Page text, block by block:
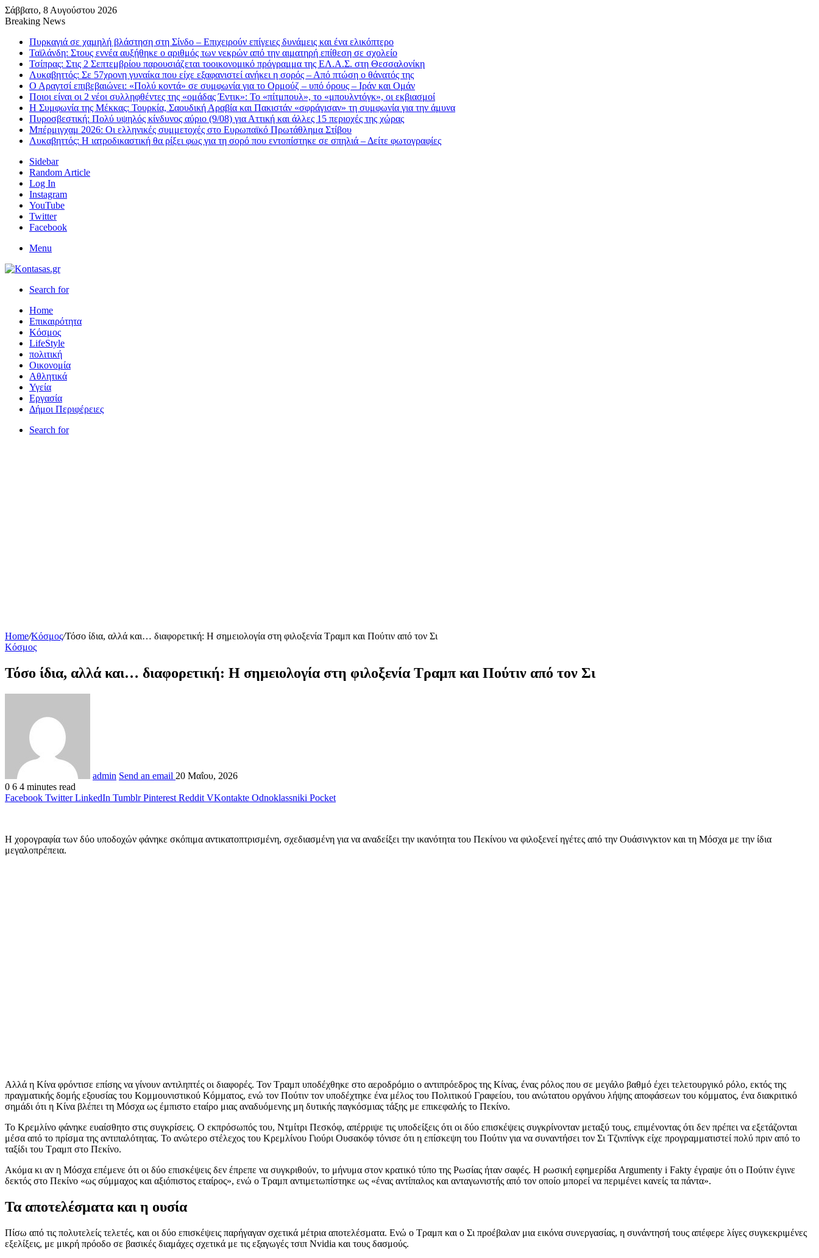
Σάββατο, 8 Αυγούστου 2026
Breaking News
Πυρκαγιά σε χαμηλή βλάστηση στη Σίνδο – Επιχειρούν επίγειες δυνάμεις και ένα ελικόπτερο
Ταϊλάνδη: Στους εννέα αυξήθηκε ο αριθμός των νεκρών από την αιματηρή επίθεση σε σχολείο
Τσίπρας: Στις 2 Σεπτεμβρίου παρουσιάζεται τοοικονομικό πρόγραμμα της ΕΛ.Α.Σ. στη Θεσσαλονίκη
Λυκαβηττός: Σε 57χρονη γυναίκα που είχε εξαφανιστεί ανήκει η σορός – Από πτώση ο θάνατός της
Ο Αραγτσί επιβεβαιώνει: «Πολύ κοντά» σε συμφωνία για το Ορμούζ – υπό όρους – Ιράν και Ομάν
Ποιοι είναι οι 2 νέοι συλληφθέντες της «ομάδας Έντικ»: Το «πίτμπουλ», το «μπουλντόγκ», οι εκβιασμοί
Η Συμφωνία της Μέκκας: Τουρκία, Σαουδική Αραβία και Πακιστάν «σφράγισαν» τη συμφωνία για την άμυνα
Πυροσβεστική: Πολύ υψηλός κίνδυνος αύριο (9/08) για Αττική και άλλες 15 περιοχές της χώρας
Μπέρμιγχαμ 2026: Οι ελληνικές συμμετοχές στο Ευρωπαϊκό Πρωτάθλημα Στίβου
Λυκαβηττός: Η ιατροδικαστική θα ρίξει φως για τη σορό που εντοπίστηκε σε σπηλιά – Δείτε φωτογραφίες
Sidebar
Random Article
Log In
Instagram
YouTube
Twitter
Facebook
Menu
Search for
Home
Επικαιρότητα
Κόσμος
LifeStyle
πολιτική
Οικονομία
Αθλητικά
Υγεία
Εργασία
Δήμοι Περιφέρειες
Search for
Home/Κόσμος/Τόσο ίδια, αλλά και… διαφορετική: Η σημειολογία στη φιλοξενία Τραμπ και Πούτιν από τον Σι
Κόσμος
Τόσο ίδια, αλλά και… διαφορετική: Η σημειολογία στη φιλοξενία Τραμπ και Πούτιν από τον Σι
admin Send an email 20 Μαΐου, 2026
0 6 4 minutes read
Facebook Twitter LinkedIn Tumblr Pinterest Reddit VKontakte Odnoklassniki Pocket
Η χορογραφία των δύο υποδοχών φάνηκε σκόπιμα αντικατοπτρισμένη, σχεδιασμένη για να αναδείξει την ικανότητα του Πεκίνου να φιλοξενεί ηγέτες από την Ουάσινγκτον και τη Μόσχα με την ίδια
μεγαλοπρέπεια.
Αλλά η Κίνα φρόντισε επίσης να γίνουν αντιληπτές οι διαφορές. Τον Τραμπ υποδέχθηκε στο αεροδρόμιο ο αντιπρόεδρος της Κίνας, ένας ρόλος που σε μεγάλο βαθμό έχει τελετουργικό ρόλο, εκτός της
πραγματικής δομής εξουσίας του Κομμουνιστικού Κόμματος, ενώ τον Πούτιν τον υποδέχτηκε ένα μέλος του Πολιτικού Γραφείου, του ανώτατου οργάνου λήψης αποφάσεων του κόμματος, ένα διακριτικό
σημάδι ότι η Κίνα βλέπει τη Μόσχα ως έμπιστο εταίρο μιας αναδυόμενης μη δυτικής παγκόσμιας τάξης με επικεφαλής το Πεκίνο.
Το Κρεμλίνο φάνηκε ευαίσθητο στις συγκρίσεις. Ο εκπρόσωπός του, Ντμίτρι Πεσκόφ, απέρριψε τις υποδείξεις ότι οι δύο επισκέψεις συγκρίνονταν μεταξύ τους, επιμένοντας ότι δεν πρέπει να εξετάζονται
μέσα από το πρίσμα της αντιπαλότητας. Το ανώτερο στέλεχος του Κρεμλίνου Γιούρι Ουσακόφ τόνισε ότι η επίσκεψη του Πούτιν για να συναντήσει τον Σι Τζινπίνγκ είχε προγραμματιστεί πολύ πριν από το
ταξίδι του Τραμπ στο Πεκίνο.
Ακόμα κι αν η Μόσχα επέμενε ότι οι δύο επισκέψεις δεν έπρεπε να συγκριθούν, το μήνυμα στον κρατικό τύπο της Ρωσίας ήταν σαφές. Η ρωσική εφημερίδα Argumenty i Fakty έγραψε ότι ο Πούτιν έγινε
δεκτός στο Πεκίνο «ως σύμμαχος και αξιόπιστος εταίρος», ενώ ο Τραμπ αντιμετωπίστηκε ως «ένας αντίπαλος και ανταγωνιστής από τον οποίο μπορεί να περιμένει κανείς τα πάντα».
Τα αποτελέσματα και η ουσία
Πίσω από τις πολυτελείς τελετές, και οι δύο επισκέψεις παρήγαγαν σχετικά μέτρια αποτελέσματα. Ενώ ο Τραμπ και ο Σι προέβαλαν μια εικόνα συνεργασίας, η συνάντησή τους απέφερε λίγες συγκεκριμένες
εξελίξεις, με μικρή πρόοδο σε βασικές διαμάχες σχετικά με τις εξαγωγές τσιπ Nvidia και τους δασμούς.